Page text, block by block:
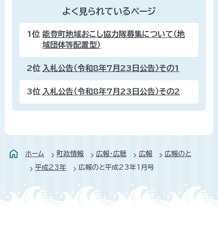
よく見られているページ
1位 能登町地域おこし協力隊募集について（地
域団体等配置型）
2位 入札公告（令和8年7月23日公告）その1
3位 入札公告（令和8年7月23日公告）その2
ホーム 町政情報 広報・広聴 広報
広報のと
平成23年
広報のと平成23年1月号